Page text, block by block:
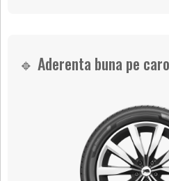
🔹 Aderenta buna pe